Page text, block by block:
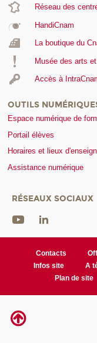
Réseau des
HandiCnam
La boutique du
Musée des arts
Accès à
OUTILS
Espace numérique de
Portail élèves
Horaires et lieux
Assistance numérique
RÉSEAUX SOCIAUX
Contacts
Infos site
A
Plan de site